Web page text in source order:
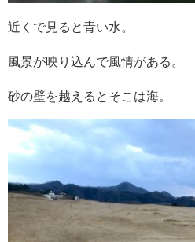
近くで見ると青い水。
風景が映り込んで風情がある。
砂の壁を越えるとそこは海。